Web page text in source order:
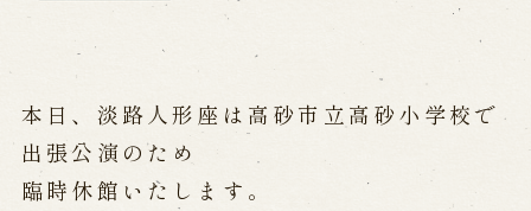
公演カレンダー
開催中の公演
近日開催の公演
本日、淡路人形座は高砂市立高砂小学校で
出張公演のため
臨時休館いたします。